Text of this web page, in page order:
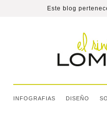
Este blog
INFOGRAFIAS DISEÑO